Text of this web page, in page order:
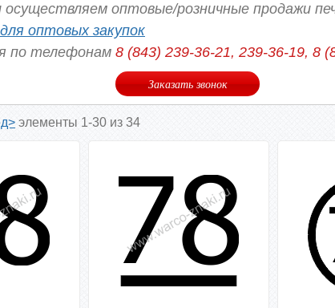
осуществляем оптовые/розничные продажи
оптовых закупок
по телефонам 8 (843) 239-36-21, 239-36-19, 8
Заказать звонок
элементы 1-30 из 34